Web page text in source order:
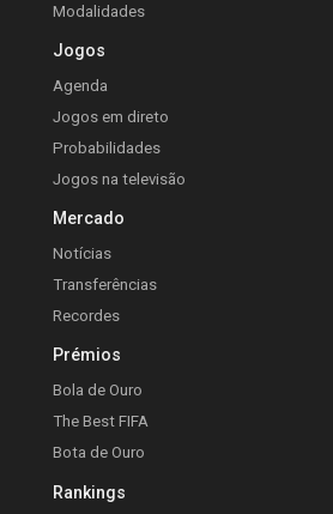
Modalidades
Jogos
Agenda
Jogos em direto
Probabilidades
Jogos na televisão
Mercado
Notícias
Transferências
Recordes
Prémios
Bola de Ouro
The Best FIFA
Bota de Ouro
Rankings